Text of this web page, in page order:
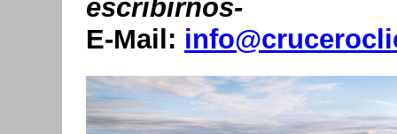
escribirnos-
E-Mail :